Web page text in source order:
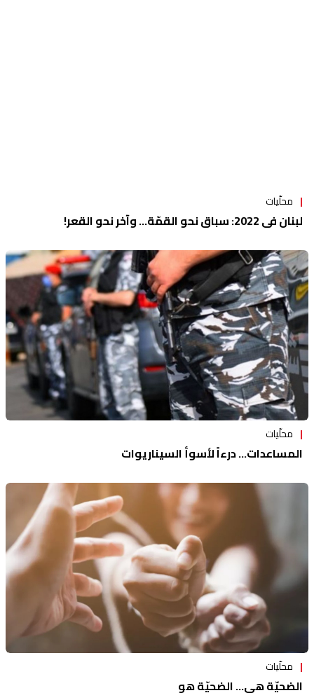
محلّيات
لبنان في 2022: سباق نحو القمّة... وآخر نحو القعر!
محلّيات
المساعدات... درءاً لأسوأ السيناريوات
محلّيات
الضحيّة هي... الضحيّة هو